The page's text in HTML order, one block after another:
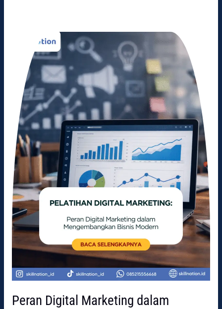
Peran Digital Marketing dalam
Marketing
dalam
Mengembangkan
Bisnis
Modern